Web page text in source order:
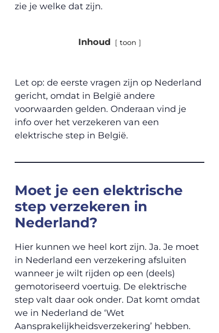
zie je welke dat zijn.
Inhoud toon
Let op: de eerste vragen zijn op Nederland
gericht, omdat in België andere
voorwaarden gelden. Onderaan vind je
info over het verzekeren van een
elektrische step in België.
Moet je een elektrische
step verzekeren in
Nederland?
Hier kunnen we heel kort zijn. Ja. Je moet
in Nederland een verzekering afsluiten
wanneer je wilt rijden op een (deels)
gemotoriseerd voertuig. De elektrische
step valt daar ook onder. Dat komt omdat
we in Nederland de ‘Wet
Aansprakelijkheidsverzekering’ hebben.